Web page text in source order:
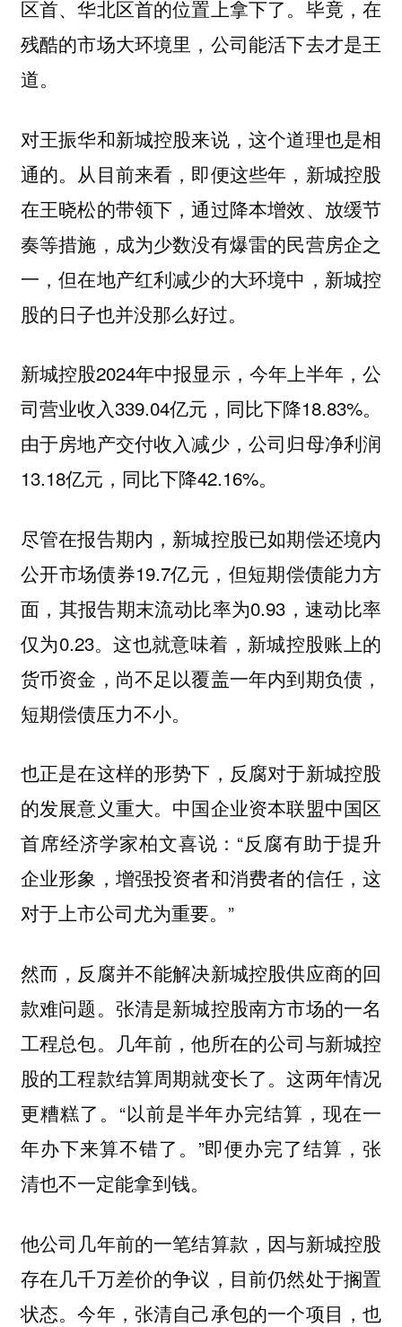
区首、华北区首的位置上拿下了。毕竟，在
残酷的市场大环境里，公司能活下去才是王
道。
对王振华和新城控股来说，这个道理也是相
通的。从目前来看，即便这些年，新城控股
在王晓松的带领下，通过降本增效、放缓节
奏等措施，成为少数没有爆雷的民营房企之
一，但在地产红利减少的大环境中，新城控
股的日子也并没那么好过。
新城控股2024年中报显示，今年上半年，公
司营业收入339.04亿元，同比下降18.83%。
由于房地产交付收入减少，公司归母净利润
13.18亿元，同比下降42.16%。
尽管在报告期内，新城控股已如期偿还境内
公开市场债券19.7亿元，但短期偿债能力方
面，其报告期末流动比率为0.93，速动比率
仅为0.23。这也就意味着，新城控股账上的
货币资金，尚不足以覆盖一年内到期负债，
短期偿债压力不小。
也正是在这样的形势下，反腐对于新城控股
的发展意义重大。中国企业资本联盟中国区
首席经济学家柏文喜说：“反腐有助于提升
企业形象，增强投资者和消费者的信任，这
对于上市公司尤为重要。”
然而，反腐并不能解决新城控股供应商的回
款难问题。张清是新城控股南方市场的一名
工程总包。几年前，他所在的公司与新城控
股的工程款结算周期就变长了。这两年情况
更糟糕了。“以前是半年办完结算，现在一
年办下来算不错了。”即便办完了结算，张
清也不一定能拿到钱。
他公司几年前的一笔结算款，因与新城控股
存在几千万差价的争议，目前仍然处于搁置
状态。今年，张清自己承包的一个项目，也